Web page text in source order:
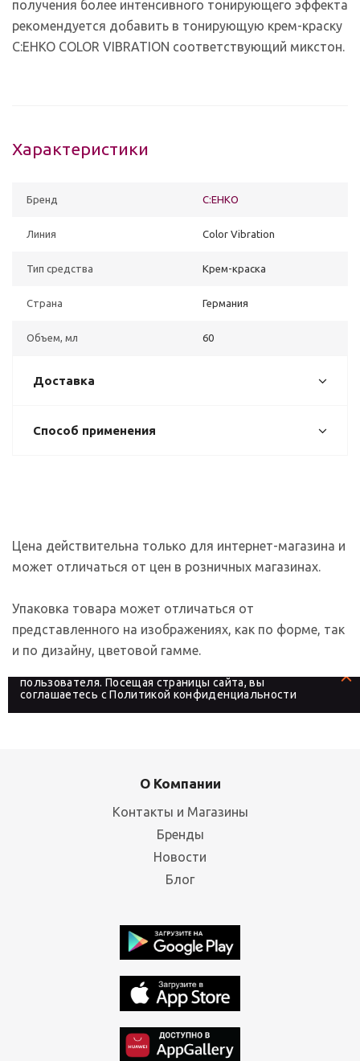
получения более интенсивного тонирующего эффекта
рекомендуется добавить в тонирующую крем-краску
C:EHKO COLOR VIBRATION соответствующий микстон.
Характеристики
Бренд C:EHKO
Линия Color Vibration
Тип средства Крем-краска
Страна Германия
Объем, мл 60
Доставка
Способ применения
Цена действительна только для интернет-магазина и
может отличаться от цен в розничных магазинах.
Упаковка товара может отличаться от
представленного на изображениях, как по форме, так
и по дизайну, цветовой гамме.
На сайте используются файлы cookies, которые его
пользователя. Посещая страницы сайта, вы
соглашаетесь сПолитикой конфиденциальности
О Компании
Контакты и Магазины
Бренды
Новости
Блог